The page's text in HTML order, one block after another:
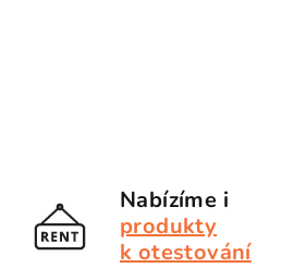
Nabízíme i
produkty
k otestování